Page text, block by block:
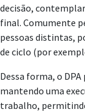
decisão,
final. Comumente
pessoas distintas,
de ciclo (por
Dessa forma, o
mantendo uma
trabalho,